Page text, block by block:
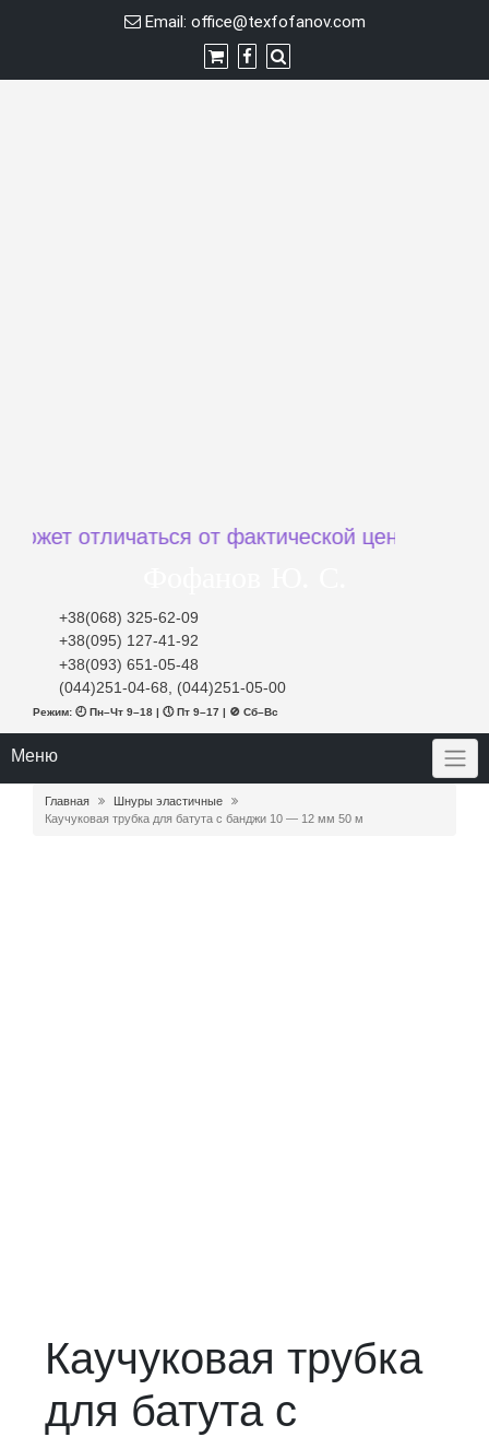
Email: office@texfofanov.com
отличаться от фактической цены при заказе
+38(068) 325-62-09
+38(095) 127-41-92
+38(093) 651-05-48
(044)251-04-68, (044)251-05-00
Режим: 🕘 Пн–Чт 9–18 | 🕔 Пт 9–17 | 🚫 Сб–Вс
Меню
Главная
Шнуры эластичные
Каучуковая трубка для батута с банджи 10 — 12 мм 50 м
Каучуковая трубка
для батута с